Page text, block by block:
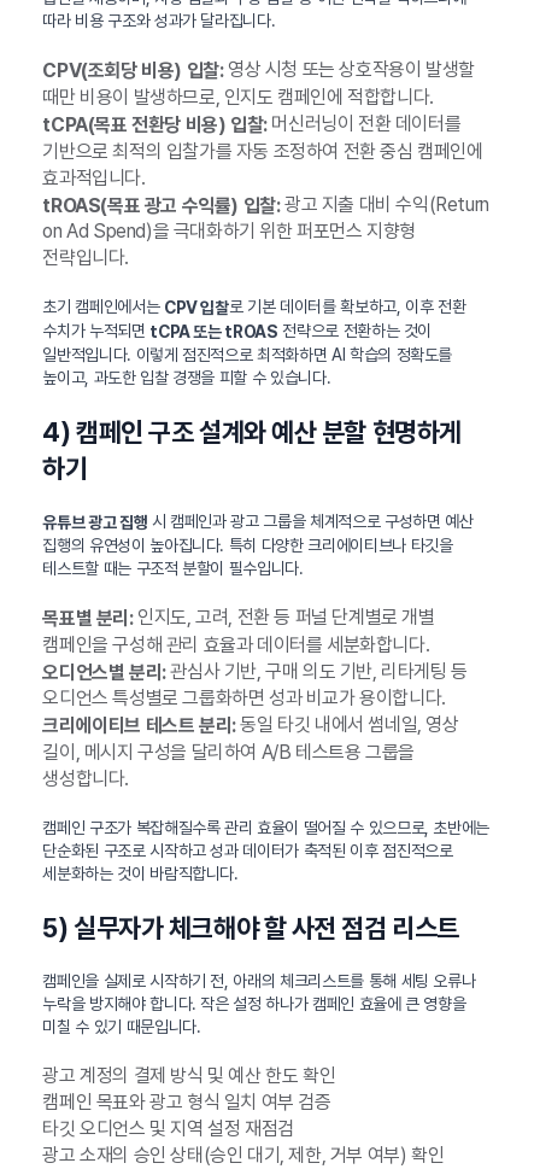
따라 비용 구조와 성과가 달라집니다.
CPV(조회당 비용) 입찰:영상 시청 또는 상호작용이 발생할
때만 비용이 발생하므로, 인지도 캠페인에 적합합니다.
tCPA(목표 전환당 비용) 입찰:머신러닝이 전환 데이터를
기반으로 최적의 입찰가를 자동 조정하여 전환 중심 캠페인에
효과적입니다.
tROAS(목표 광고 수익률) 입찰:광고 지출 대비 수익(Return
on Ad Spend)을 극대화하기 위한 퍼포먼스 지향형
전략입니다.
초기 캠페인에서는 CPV 입찰로 기본 데이터를 확보하고, 이후 전환
수치가 누적되면 tCPA 또는 tROAS 전략으로 전환하는 것이
일반적입니다. 이렇게 점진적으로 최적화하면 AI 학습의 정확도를
높이고, 과도한 입찰 경쟁을 피할 수 있습니다.
4) 캠페인 구조 설계와 예산 분할 현명하게
하기
유튜브 광고 집행 시 캠페인과 광고 그룹을 체계적으로 구성하면 예산
집행의 유연성이 높아집니다. 특히 다양한 크리에이티브나 타깃을
테스트할 때는 구조적 분할이 필수입니다.
목표별 분리:인지도, 고려, 전환 등 퍼널 단계별로 개별
캠페인을 구성해 관리 효율과 데이터를 세분화합니다.
오디언스별 분리:관심사 기반, 구매 의도 기반, 리타게팅 등
오디언스 특성별로 그룹화하면 성과 비교가 용이합니다.
크리에이티브 테스트 분리:동일 타깃 내에서 썸네일, 영상
길이, 메시지 구성을 달리하여 A/B 테스트용 그룹을
생성합니다.
캠페인 구조가 복잡해질수록 관리 효율이 떨어질 수 있으므로, 초반에는
단순화된 구조로 시작하고 성과 데이터가 축적된 이후 점진적으로
세분화하는 것이 바람직합니다.
5) 실무자가 체크해야 할 사전 점검 리스트
캠페인을 실제로 시작하기 전, 아래의 체크리스트를 통해 세팅 오류나
누락을 방지해야 합니다. 작은 설정 하나가 캠페인 효율에 큰 영향을
미칠 수 있기 때문입니다.
광고 계정의 결제 방식 및 예산 한도 확인
캠페인 목표와 광고 형식 일치 여부 검증
타깃 오디언스 및 지역 설정 재점검
광고 소재의 승인 상태(승인 대기, 제한, 거부 여부) 확인